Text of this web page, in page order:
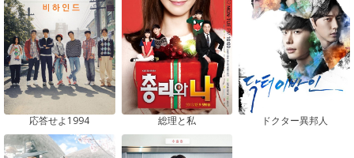
応答せよ1994 総理と私 ドクター異邦人